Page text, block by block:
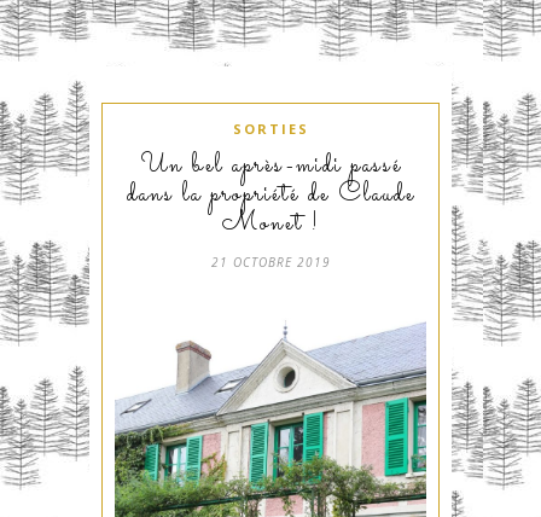
SORTIES
Un bel après-midi passé
dans la propriété de Claude
Monet !
21 OCTOBRE 2019